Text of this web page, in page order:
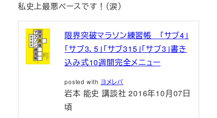
私史上最悪ペースです！（涙）
限界突破マラソン練習帳 「サブ4」
「サブ3．5」「サブ315」「サブ3」書き
込み式10週間完全メニュー
posted with ヨメレバ
岩本 能史 講談社 2016年10月07日
頃